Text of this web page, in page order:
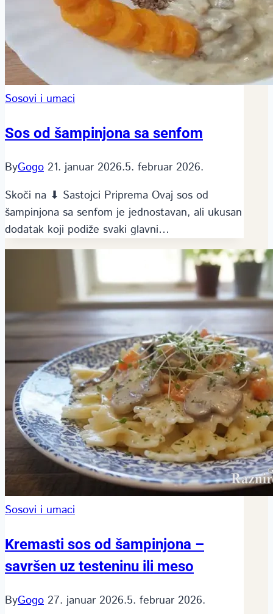
Sosovi i umaci
Sos od šampinjona sa senfom
ByGogo 21. januar 2026.5. februar 2026.
Skoči na ⬇ Sastojci Priprema Ovaj sos od
šampinjona sa senfom je jednostavan, ali ukusan
dodatak koji podiže svaki glavni…
Sosovi i umaci
Kremasti sos od šampinjona –
savršen uz testeninu ili meso
ByGogo 27. januar 2026.5. februar 2026.